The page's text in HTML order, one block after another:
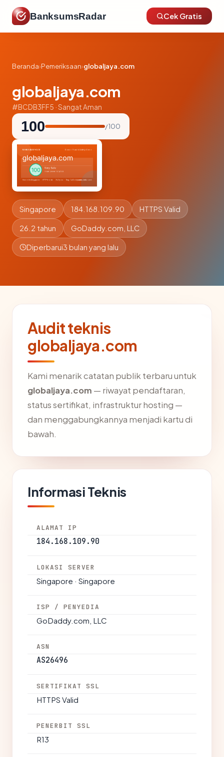
BanksumsRadar Cek Gratis
Beranda›Pemeriksaan›globaljaya.com
globaljaya.com
#BCDB3FF5 · Sangat Aman
100 / 100
Singapore 184.168.109.90 HTTPS Valid
26.2 tahun GoDaddy.com, LLC
Diperbarui3 bulan yang lalu
Audit teknis
globaljaya.com
Kami menarik catatan publik terbaru untuk
globaljaya.com — riwayat pendaftaran,
status sertifikat, infrastruktur hosting —
dan menggabungkannya menjadi kartu di
bawah.
Informasi Teknis
ALAMAT IP
184.168.109.90
LOKASI SERVER
Singapore · Singapore
ISP / PENYEDIA
GoDaddy.com, LLC
ASN
AS26496
SERTIFIKAT SSL
HTTPS Valid
PENERBIT SSL
R13